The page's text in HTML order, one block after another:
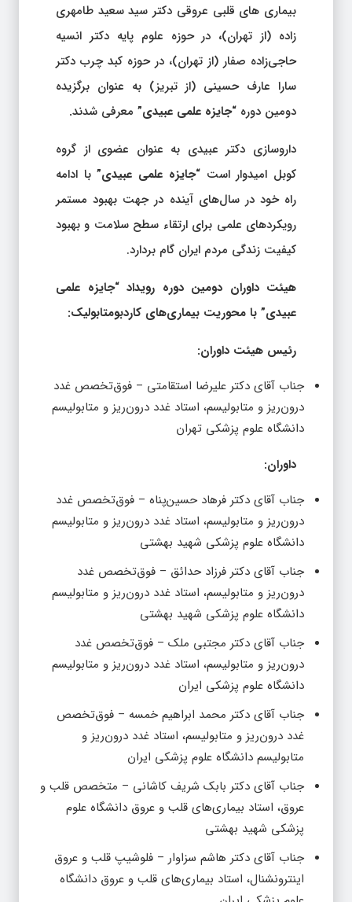
بیماری های قلبی عروقی دکتر سید سعید طامهری
زاده (از تهران)، در حوزه علوم پایه دکتر انسیه
حاجی‌زاده صفار (از تهران)، در حوزه کبد چرب دکتر
سارا عارف حسینی (از تبریز) به عنوان برگزیده
دومین دوره “جایزه علمی عبیدی” معرفی شدند.
داروسازی دکتر عبیدی به عنوان عضوی از گروه
کوبل امیدوار است“جایزه علمی عبیدی”با ادامه
راه خود در سال‌های آینده در جهت بهبود مستمر
رویکردهای علمی برای ارتقاء سطح سلامت و بهبود
کیفیت زندگی مردم ایران گام بردارد.
هیئت داوران دومین دوره رویداد “جایزه علمی
عبیدی” با محوریت بیماری‌های کاردبومتابولیک:
رئیس هیئت داوران:
جناب آقای دکتر علیرضا استقامتی – فوق‌تخصص غدد
درون‌ریز و متابولیسم، استاد غدد درون‌ریز و متابولیسم
دانشگاه علوم پزشکی تهران
داوران:
جناب آقای دکتر فرهاد حسین‌پناه – فوق‌تخصص غدد
درون‌ریز و متابولیسم، استاد غدد درون‌ریز و متابولیسم
دانشگاه علوم پزشکی شهید بهشتی
جناب آقای دکتر فرزاد حدائق – فوق‌تخصص غدد
درون‌ریز و متابولیسم، استاد غدد درون‌ریز و متابولیسم
دانشگاه علوم پزشکی شهید بهشتی
جناب آقای دکتر مجتبی ملک – فوق‌تخصص غدد
درون‌ریز و متابولیسم، استاد غدد درون‌ریز و متابولیسم
دانشگاه علوم پزشکی ایران
جناب آقای دکتر محمد ابراهیم خمسه – فوق‌تخصص
غدد درون‌ریز و متابولیسم، استاد غدد درون‌ریز و
متابولیسم دانشگاه علوم پزشکی ایران
جناب آقای دکتر بابک شریف کاشانی – متخصص قلب و
عروق، استاد بیماری‌های قلب و عروق دانشگاه علوم
پزشکی شهید بهشتی
جناب آقای دکتر هاشم سزاوار – فلوشیپ قلب و عروق
اینترونشنال، استاد بیماری‌های قلب و عروق دانشگاه